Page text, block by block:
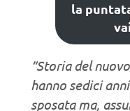
la
“Storia del
hanno sedici
sposata ma,